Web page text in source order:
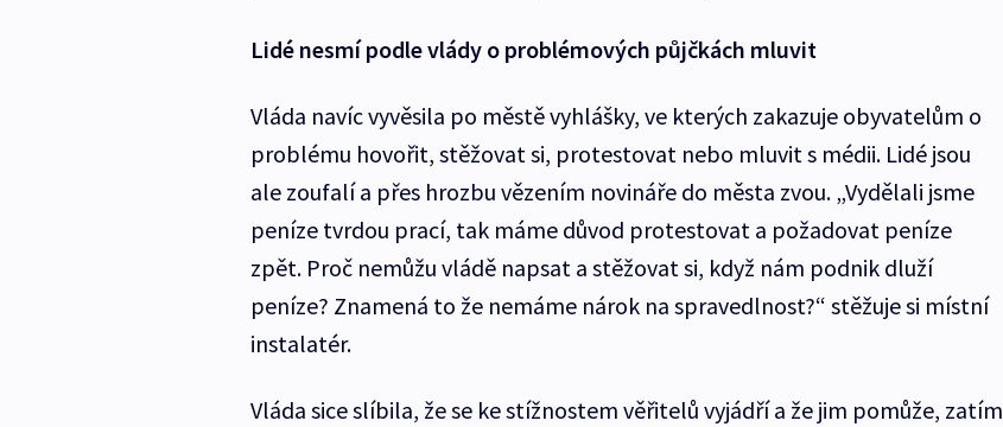
Lidé nesmí podle vlády o problémových půjčkách mluvit
Vláda navíc vyvěsila po městě vyhlášky, ve kterých zakazuje obyvatelům o
problému hovořit, stěžovat si, protestovat nebo mluvit s médii. Lidé jsou
ale zoufalí a přes hrozbu vězením novináře do města zvou. „Vydělali jsme
peníze tvrdou prací, tak máme důvod protestovat a požadovat peníze
zpět. Proč nemůžu vládě napsat a stěžovat si, když nám podnik dluží
peníze? Znamená to že nemáme nárok na spravedlnost?“ stěžuje si místní
instalatér.
Vláda sice slíbila, že se ke stížnostem věřitelů vyjádří a že jim pomůže, zatím